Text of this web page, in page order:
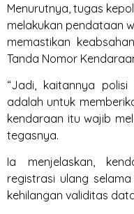
Menurutnya, tugas
melakukan pendataan
memastikan
Tanda Nomor
“Jadi, kaitannya
adalah untuk
kendaraan itu wajib
tegasnya.
Ia menjelaskan,
registrasi ulang
kehilangan validitas